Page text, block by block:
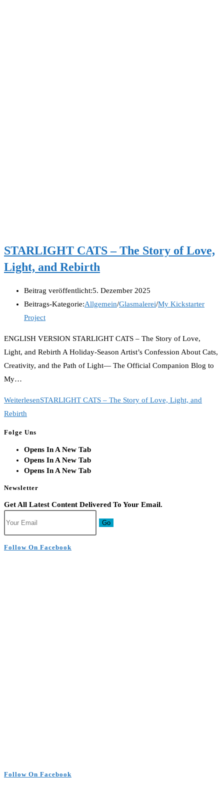
STARLIGHT CATS – The Story of Love,
Light, and Rebirth
Beitrag veröffentlicht:5. Dezember 2025
Beitrags-Kategorie:Allgemein/Glasmalerei/My Kickstarter
Project
ENGLISH VERSION STARLIGHT CATS – The Story of Love,
Light, and Rebirth A Holiday-Season Artist’s Confession About Cats,
Creativity, and the Path of Light— The Official Companion Blog to
My…
WeiterlesenSTARLIGHT CATS – The Story of Love, Light, and
Rebirth
Folge Uns
Opens In A New Tab
Opens In A New Tab
Opens In A New Tab
Newsletter
Get All Latest Content Delivered To Your Email.
Go
Follow On Facebook
Follow On Facebook